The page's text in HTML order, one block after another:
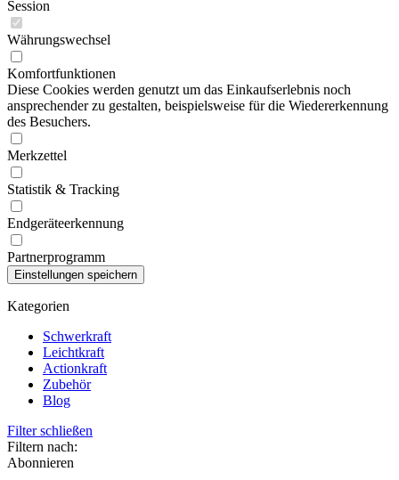
Session
Währungswechsel
Komfortfunktionen
Diese Cookies werden genutzt um das Einkaufserlebnis noch
ansprechender zu gestalten, beispielsweise für die Wiedererkennung
des Besuchers.
Merkzettel
Statistik & Tracking
Endgeräteerkennung
Partnerprogramm
Kategorien
Schwerkraft
Leichtkraft
Actionkraft
Zubehör
Blog
Filter schließen
Filtern nach:
Abonnieren